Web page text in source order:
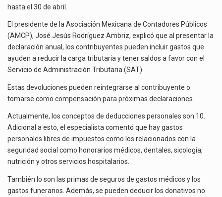
hasta el 30 de abril.
El presidente de la Asociación Mexicana de Contadores Públicos
(AMCP), José Jesús Rodríguez Ambriz, explicó que al presentar la
declaración anual, los contribuyentes pueden incluir gastos que
ayuden a reducir la carga tributaria y tener saldos a favor con el
Servicio de Administración Tributaria (SAT).
Estas devoluciones pueden reintegrarse al contribuyente o
tomarse como compensación para próximas declaraciones.
Actualmente, los conceptos de deducciones personales son 10.
Adicional a esto, el especialista comentó que hay gastos
personales libres de impuestos como los relacionados con la
seguridad social como honorarios médicos, dentales, sicología,
nutrición y otros servicios hospitalarios.
También lo son las primas de seguros de gastos médicos y los
gastos funerarios. Además, se pueden deducir los donativos no